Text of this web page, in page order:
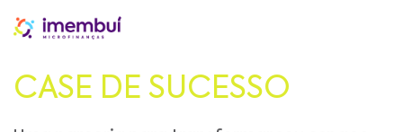
CASE DE SUCESSO